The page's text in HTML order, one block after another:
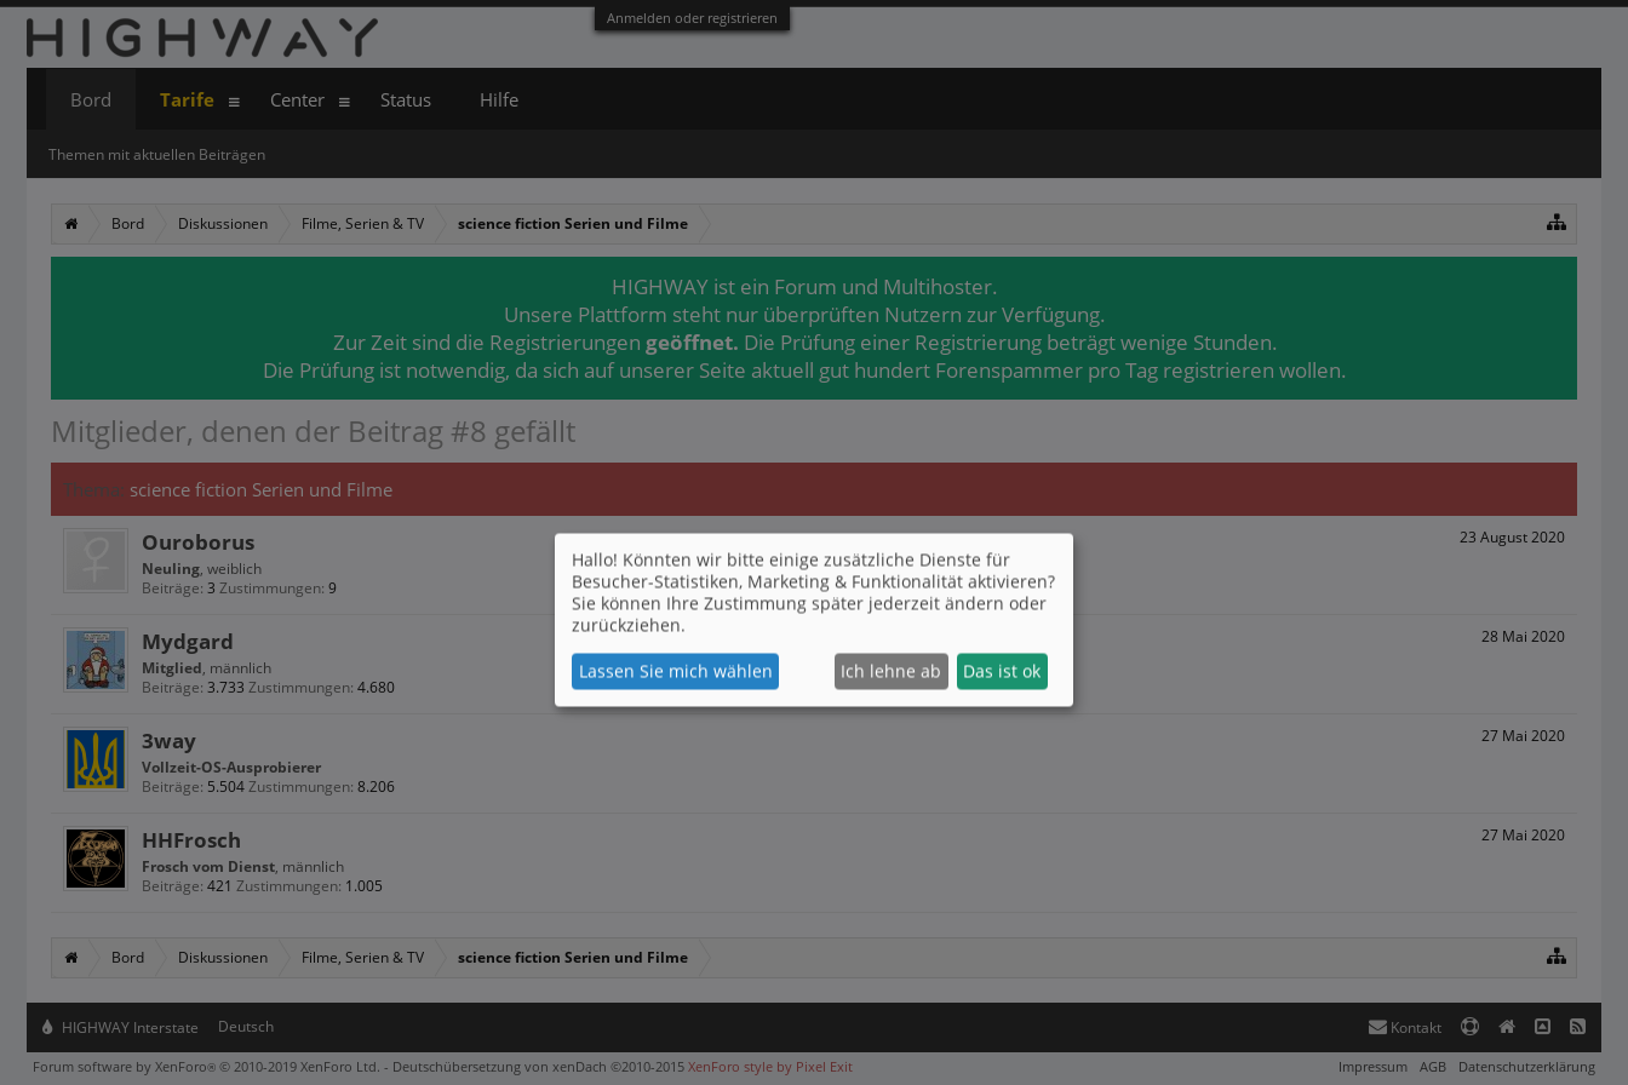
Anmelden oder registrieren
Bord Diskussionen Filme, Serien & TV science fiction Serien und Filme
HIGHWAY ist ein Forum und Multihoster.
Unsere Plattform steht nur überprüften Nutzern zur Verfügung.
Zur Zeit sind die Registrierungen geöffnet. Die Prüfung einer Registrierung beträgt wenige Stunden.
Die Prüfung ist notwendig, da sich auf unserer Seite aktuell gut hundert Forenspammer pro Tag registrieren wollen.
Mitglieder, denen der Beitrag #8 gefällt
Thema: science fiction Serien und Filme
23 August 2020
Ouroborus
Neuling, weiblich
Beiträge: 3 Zustimmungen: 9
28 Mai 2020
Mydgard
Mitglied, männlich
Beiträge: 3.733 Zustimmungen: 4.680
27 Mai 2020
3way
Vollzeit-OS-Ausprobierer
Beiträge: 5.504Zustimmungen: 8.206
27 Mai 2020
HHFrosch
Frosch vom Dienst, männlich
Beiträge: 421 Zustimmungen: 1.005
Bord Diskussionen Filme, Serien & TV science fiction Serien und Filme
Bord
Themen mit aktuellen Beiträgen
Tarife Center Status Hilfe
HIGHWAY Interstate Deutsch Kontakt
Impressum AGB Datenschutzerklärung
Forum software by XenForo® © 2010-2019 XenForo Ltd. - Deutschübersetzung von xenDach ©2010-2015 XenForo style by Pixel Exit
Hallo! Könnten wir bitte einige zusätzliche Dienste für
Besucher-Statistiken, Marketing & Funktionalität aktivieren?
Sie können Ihre Zustimmung später jederzeit ändern oder
zurückziehen.
Lassen Sie mich wählen Ich lehne ab Das ist ok